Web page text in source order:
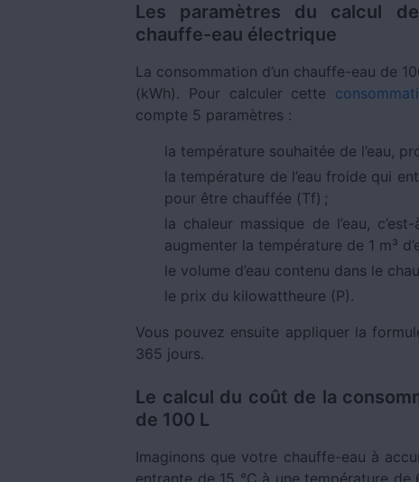
Les paramètres du calcul de
chauffe-eau électrique
La consommation d’un chauffe-eau de
(kWh). Pour calculer cette
compte 5 paramètres :
la température souhaitée de l’eau,
la température de l’eau froide qui
pour être chauffée (Tf) ;
la chaleur massique de l’eau,
augmenter la température de 1 m³
le volume d’eau contenu dans le
le prix du kilowattheure (P).
Vous pouvez ensuite appliquer la
365 jours.
Le calcul du coût de la
de 100 L
Imaginons que votre chauffe-eau à